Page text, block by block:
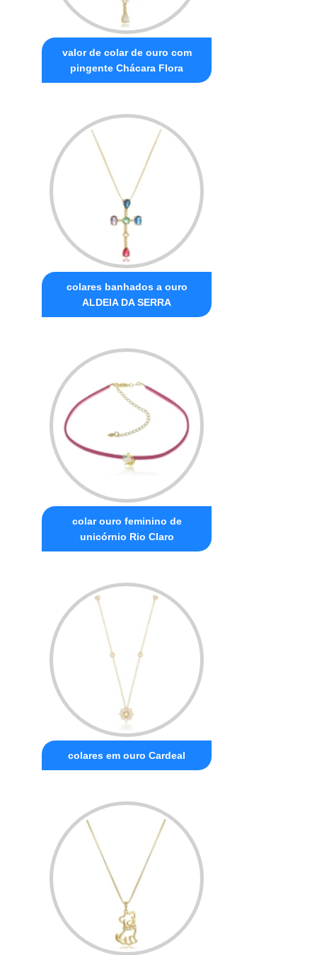
valor de colar de ouro com
pingente Chácara Flora
colares banhados a ouro
ALDEIA DA SERRA
colar ouro feminino de
unicórnio Rio Claro
colares em ouro Cardeal